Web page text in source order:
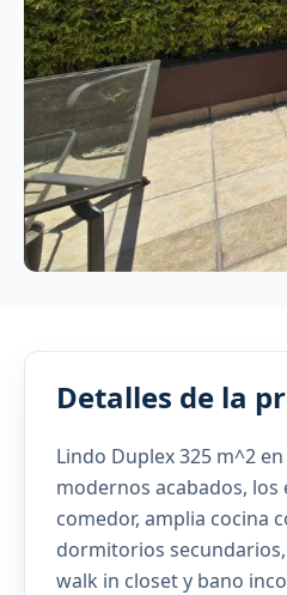
Detalles de la
Lindo Duplex 325 m^2
modernos acabados, los
comedor, amplia cocina
dormitorios
walk in closet y bano